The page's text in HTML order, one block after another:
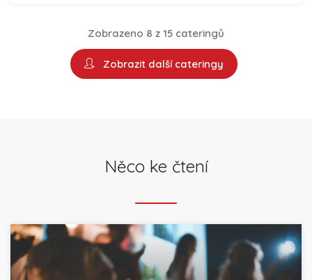
Zobrazeno 8 z 15 cateringů
Zobrazit další cateringy
Něco ke čtení